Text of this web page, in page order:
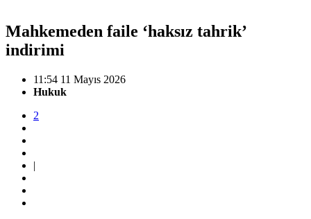
Mahkemeden faile ‘haksız tahrik’
indirimi
11:54 11 Mayıs 2026
Hukuk
2
|